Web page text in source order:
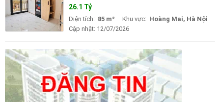
26.1 Tỷ
Diện tích: 85 m² Khu vực: Hoàng Mai, Hà Nội
Cập nhật: 12/07/2026